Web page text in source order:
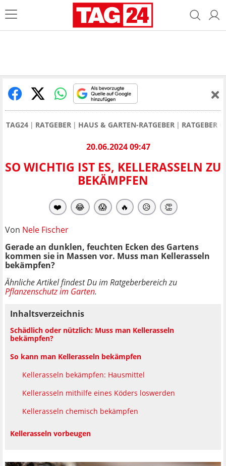
TAG24 RATGEBER HAUS & GARTEN-RATGEBER RATGEBER
20.06.2024 09:47
SO WICHTIG IST ES, KELLERASSELN ZU
BEKÄMPFEN
❤️ 😂 😱 🔥 😥 👏
Von Nele Fischer
Gerade an dunklen, feuchten Ecken des Gartens
kommen sie in Massen vor. Muss man Kellerasseln
bekämpfen?
Ähnliche Artikel findest Du im Ratgeberbereich zu
Pflanzenschutz im Garten.
Inhaltsverzeichnis
Schädlich oder nützlich: Muss man Kellerasseln
bekämpfen?
So kann man Kellerasseln bekämpfen
Kellerasseln bekämpfen: Hausmittel
Kellerasseln mithilfe eines Köders loswerden
Kellerasseln chemisch bekämpfen
Kellerasseln vorbeugen